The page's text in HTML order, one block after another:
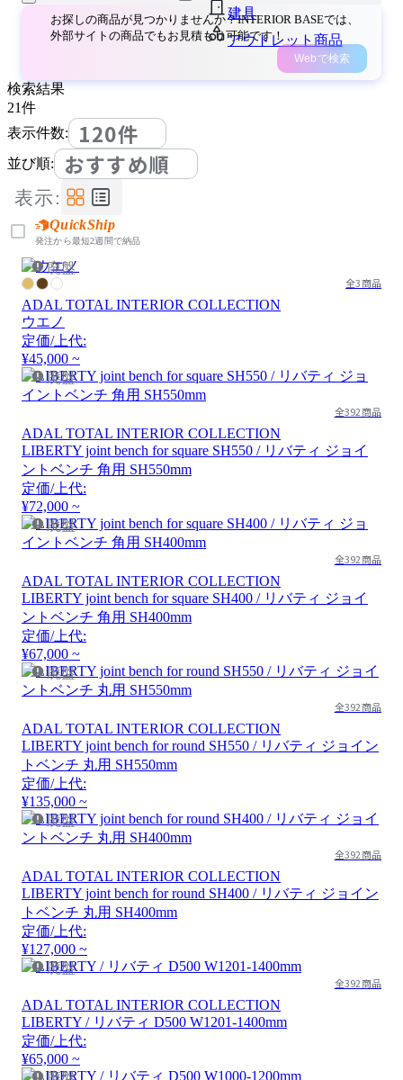
建具
アウトレット商品
お探しの商品が見つかりませんか？INTERIOR BASEでは、
外部サイトの商品でもお見積もり可能です！
Webで検索
検索結果
21件
表示件数:
120件
並び順: おすすめ順
表示:
QuickShip
発注から最短2週間で納品
廃盤
全3商品
ADAL TOTAL INTERIOR COLLECTION
ウエノ
定価/上代:
¥45,000 ~
廃盤
全392商品
ADAL TOTAL INTERIOR COLLECTION
LIBERTY joint bench for square SH550 / リバティ ジョイ
ントベンチ 角用 SH550mm
定価/上代:
¥72,000 ~
廃盤
全392商品
ADAL TOTAL INTERIOR COLLECTION
LIBERTY joint bench for square SH400 / リバティ ジョイ
ントベンチ 角用 SH400mm
定価/上代:
¥67,000 ~
廃盤
全392商品
ADAL TOTAL INTERIOR COLLECTION
LIBERTY joint bench for round SH550 / リバティ ジョイン
トベンチ 丸用 SH550mm
定価/上代:
¥135,000 ~
廃盤
全392商品
ADAL TOTAL INTERIOR COLLECTION
LIBERTY joint bench for round SH400 / リバティ ジョイン
トベンチ 丸用 SH400mm
定価/上代:
¥127,000 ~
廃盤
全392商品
ADAL TOTAL INTERIOR COLLECTION
LIBERTY / リバティ D500 W1201-1400mm
定価/上代:
¥65,000 ~